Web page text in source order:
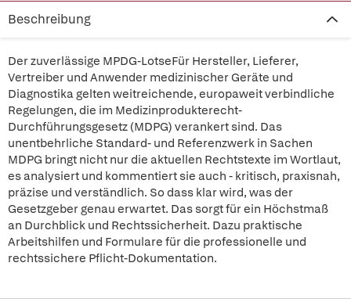
Beschreibung
Der zuverlässige MPDG-LotseFür Hersteller, Lieferer,
Vertreiber und Anwender medizinischer Geräte und
Diagnostika gelten weitreichende, europaweit verbindliche
Regelungen, die im Medizinprodukterecht-
Durchführungsgesetz (MDPG) verankert sind. Das
unentbehrliche Standard- und Referenzwerk in Sachen
MDPG bringt nicht nur die aktuellen Rechtstexte im Wortlaut,
es analysiert und kommentiert sie auch - kritisch, praxisnah,
präzise und verständlich. So dass klar wird, was der
Gesetzgeber genau erwartet. Das sorgt für ein Höchstmaß
an Durchblick und Rechtssicherheit. Dazu praktische
Arbeitshilfen und Formulare für die professionelle und
rechtssichere Pflicht-Dokumentation.